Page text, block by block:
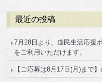
最近の投稿
7月28日より、道民生活応援
をご利用いただけます。
【ご応募は8月17日(月)まで